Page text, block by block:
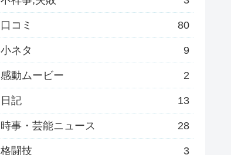
口コミ 80
小ネタ 9
感動ムービー 2
日記 13
時事・芸能ニュース 28
格闘技 3